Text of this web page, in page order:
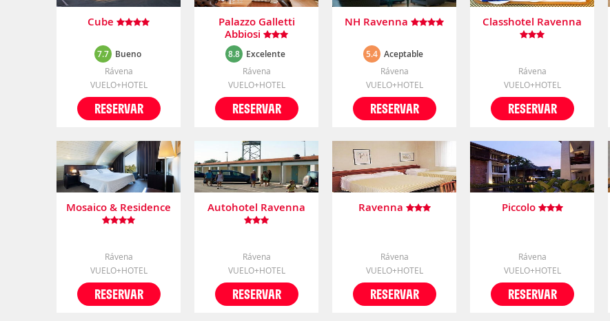
Cube
7.7 Bueno
Rávena
VUELO+HOTEL
RESERVAR
Palazzo Galletti
Abbiosi
8.8 Excelente
Rávena
VUELO+HOTEL
RESERVAR
NH Ravenna
5.4 Aceptable
Rávena
VUELO+HOTEL
RESERVAR
Classhotel Ravenna
Rávena
VUELO+HOTEL
RESERVAR
Mosaico & Residence
Rávena
VUELO+HOTEL
RESERVAR
Autohotel Ravenna
Rávena
VUELO+HOTEL
RESERVAR
Ravenna
Rávena
VUELO+HOTEL
RESERVAR
Piccolo
Rávena
VUELO+HOTEL
RESERVAR